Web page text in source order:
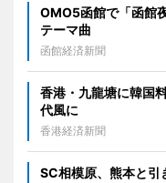
OMO5函館で「函館
テーマ曲
函館経済新聞
香港・九龍塘に韓国
代風に
香港経済新聞
SC相模原、熊本と